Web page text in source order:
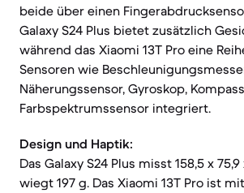
beide über einen
Galaxy S24 Plus bietet zusätzlich
während das Xiaomi 13T Pro eine
Sensoren wie
Näherungssensor, Gyroskop,
Farbspektrumssensor integriert.
Design und Haptik:
Das Galaxy S24 Plus misst 158,5 x
wiegt 197 g. Das Xiaomi 13T Pro ist mit